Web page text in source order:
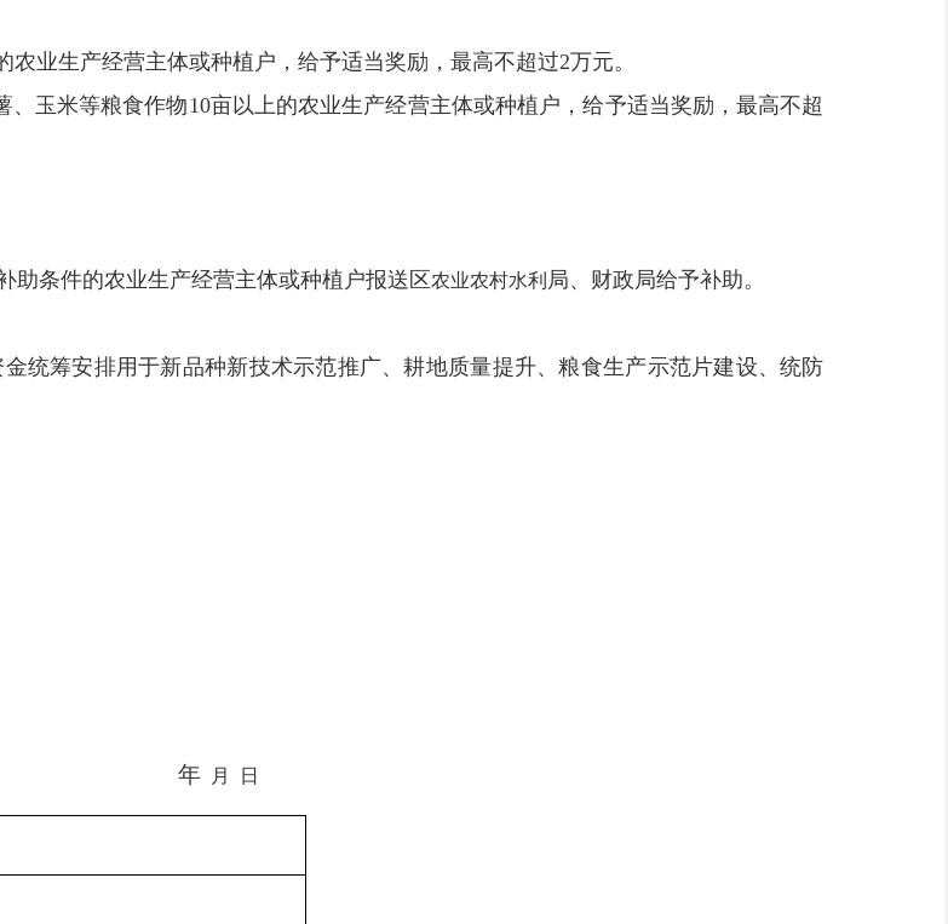
农业生产经营主体或种植户，给予适当奖励，最高不超过2万元。
、玉米等粮食作物10亩以上的农业生产经营主体或种植户，给予适当奖励，最高不超
助条件的农业生产经营主体或种植户报送区农业农村水利 局、财政局给予补助。
统筹安排用于新品种新技术示范推广、耕地质量提升、粮食生产示范片建设、统防
月 日